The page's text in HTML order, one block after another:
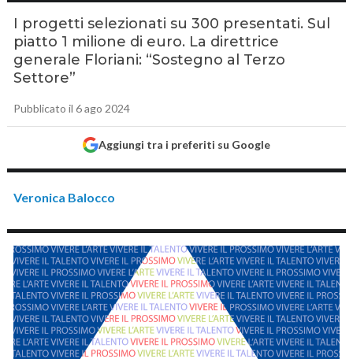
I progetti selezionati su 300 presentati. Sul
piatto 1 milione di euro. La direttrice
generale Floriani: “Sostegno al Terzo
Settore”
Pubblicato il 6 ago 2024
Aggiungi tra i preferiti su Google
Veronica Balocco